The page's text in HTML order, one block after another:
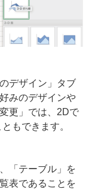
デザイン」タブ
みのデザインや
更」では、2Dで
もできます。
「テーブル」を
表であることを